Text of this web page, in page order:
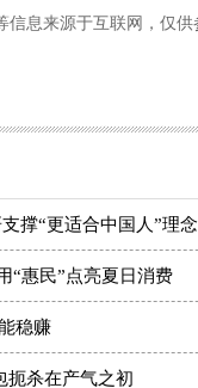
信息来源于互联网，仅
撑“更适合中国人”理念
“惠民”点亮夏日消费
稳赚
扼杀在产气之初